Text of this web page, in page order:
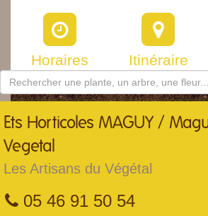
Horaires Itinéraire
Ets Horticoles MAGUY /
Vegetal
Les Artisans du Végétal
05 46 91 50 54